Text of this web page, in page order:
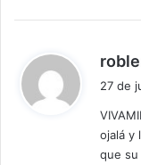
27 de
ojalá y
que